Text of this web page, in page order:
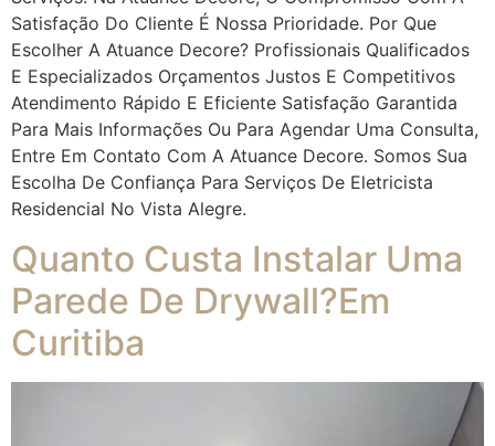
Satisfação Do Cliente É Nossa Prioridade. Por Que
Escolher A Atuance Decore? Profissionais Qualificados
E Especializados Orçamentos Justos E Competitivos
Atendimento Rápido E Eficiente Satisfação Garantida
Para Mais Informações Ou Para Agendar Uma Consulta,
Entre Em Contato Com A Atuance Decore. Somos Sua
Escolha De Confiança Para Serviços De Eletricista
Residencial No Vista Alegre.
Quanto Custa Instalar Uma
Parede De Drywall?em
Curitiba